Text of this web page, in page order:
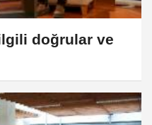
doğrular ve